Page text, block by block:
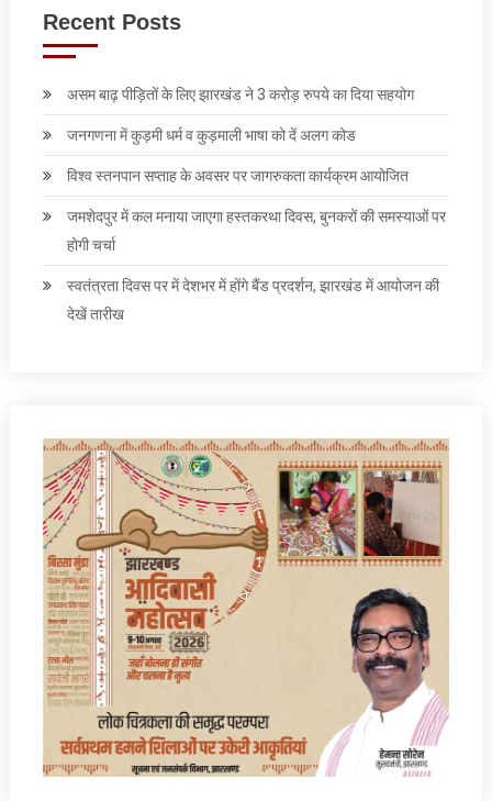
Recent Posts
असम बाढ़ पीड़ितों के लिए झारखंड ने 3 करोड़ रुपये का दिया सहयोग
जनगणना में कुड़मी धर्म व कुड़माली भाषा को दें अलग कोड
विश्व स्तनपान सप्ताह के अवसर पर जागरुकता कार्यक्रम आयोजित
जमशेदपुर में कल मनाया जाएगा हस्तकरथा दिवस, बुनकरों की समस्याओं पर
होगी चर्चा
स्वतंत्रता दिवस पर में देशभर में होंगे बैंड प्रदर्शन, झारखंड में आयोजन की
देखें तारीख